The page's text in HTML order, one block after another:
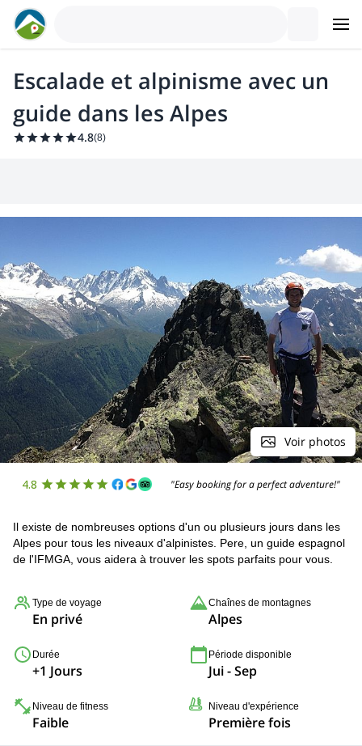
Escalade et alpinisme avec un
guide dans les Alpes
4.8(8)
Voir photos
4.8 "Easy booking for a perfect adventure!"
Il existe de nombreuses options d'un ou plusieurs jours dans les
Alpes pour tous les niveaux d'alpinistes. Pere, un guide espagnol
de l'IFMGA, vous aidera à trouver les spots parfaits pour vous.
Type de voyage
En privé
Chaînes de montagnes
Alpes
Durée
+1 Jours
Période disponible
Jui - Sep
Niveau de fitness
Faible
Niveau d'expérience
Première fois